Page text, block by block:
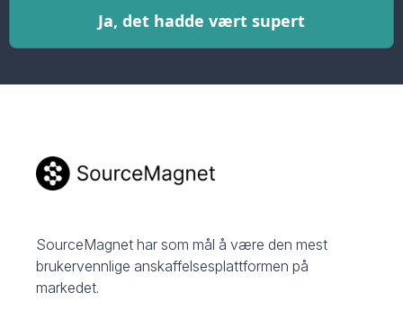
Ja, det hadde vært supert
SourceMagnet har som mål å være den mest
brukervennlige anskaffelsesplattformen på
markedet.